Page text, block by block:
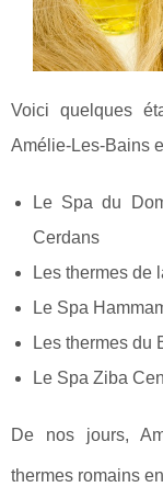
Voici quelques
Amélie-Les-Bains
Le Spa du
Cerdans
Les thermes de
Le Spa
Les thermes du
Le Spa Ziba
De nos jours,
thermes romains